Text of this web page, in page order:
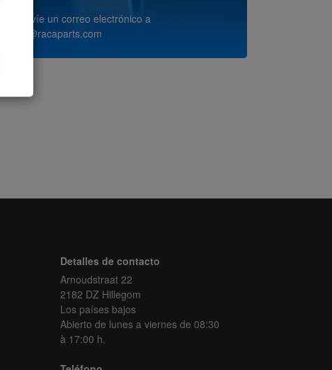
o envíe un correo electrónico a
info@racaparts.com
Detalles de contacto
Arnoudstraat 22
2182 DZ Hillegom
Los países bajos
Abierto de lunes a viernes de 08:30
à 17:00 h.